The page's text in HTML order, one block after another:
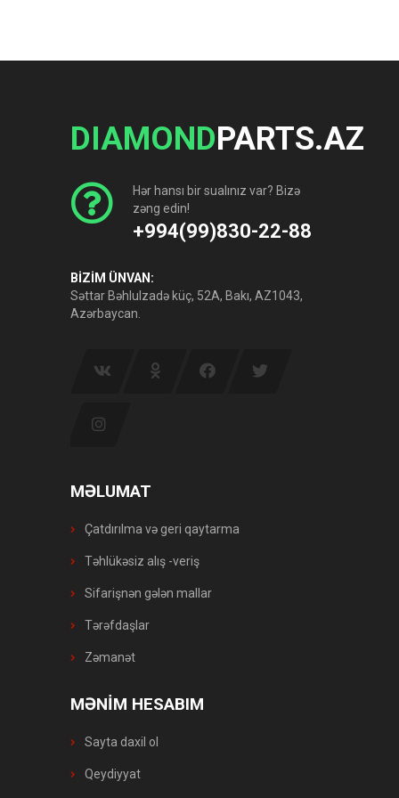
DIAMONDPARTS.AZ
Hər hansı bir sualınız var? Bizə
zəng edin!
+994(99)830-22-88
BİZİM ÜNVAN:
Səttar Bəhlulzadə küç, 52A, Bakı, AZ1043,
Azərbaycan.
MƏLUMAT
Çatdırılma və geri qaytarma
Təhlükəsiz alış -veriş
Sifarişnən gələn mallar
Tərəfdaşlar
Zəmanət
MƏNİM HESABIM
Sayta daxil ol
Qeydiyyat